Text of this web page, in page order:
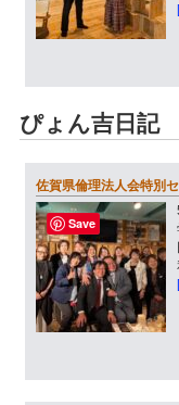
ぴょん吉日記
佐賀県倫理法人会特別
Save